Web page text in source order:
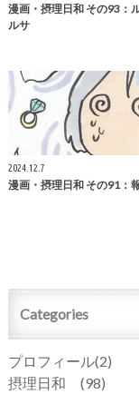
漫画・摂理日和 その93：
ルサ
2024.12.7
漫画・摂理日和 その91：
Categories
プロフィール(2)
摂理日和 (98)